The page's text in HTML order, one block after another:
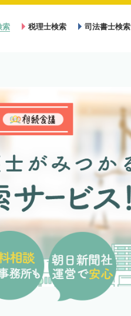
索 税理士検索 司法書士検索